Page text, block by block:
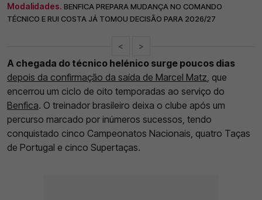
Modalidades. BENFICA PREPARA MUDANÇA NO COMANDO
TÉCNICO E RUI COSTA JÁ TOMOU DECISÃO PARA 2026/27
< >
A chegada do técnico helénico surge poucos dias
depois da confirmação da saída de Marcel Matz, que
encerrou um ciclo de oito temporadas ao serviço do
Benfica. O treinador brasileiro deixa o clube após um
percurso marcado por inúmeros sucessos, tendo
conquistado cinco Campeonatos Nacionais, quatro Taças
de Portugal e cinco Supertaças.